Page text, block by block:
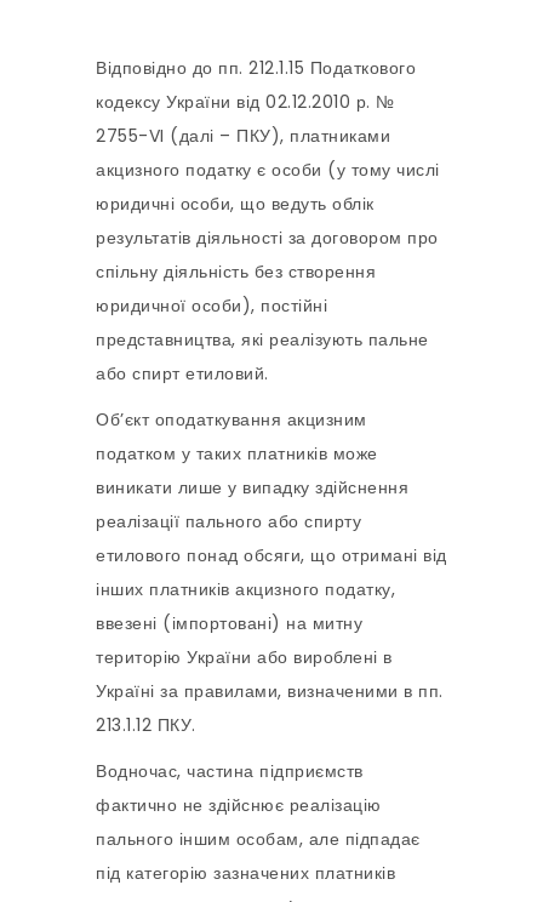
Відповідно до пп. 212.1.15 Податкового
кодексу України від 02.12.2010 р. №
2755-VI (далі – ПКУ), платниками
акцизного податку є особи (у тому числі
юридичні особи, що ведуть облік
результатів діяльності за договором про
спільну діяльність без створення
юридичної особи), постійні
представництва, які реалізують пальне
або спирт етиловий.
Об’єкт оподаткування акцизним
податком у таких платників може
виникати лише у випадку здійснення
реалізації пального або спирту
етилового понад обсяги, що отримані від
інших платників акцизного податку,
ввезені (імпортовані) на митну
територію України або вироблені в
Україні за правилами, визначеними в пп.
213.1.12 ПКУ.
Водночас, частина підприємств
фактично не здійснює реалізацію
пального іншим особам, але підпадає
під категорію зазначених платників